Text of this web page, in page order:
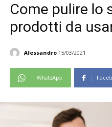
Come pulire lo
prodotti da
Alessandro 15/03/2021
WhatsApp